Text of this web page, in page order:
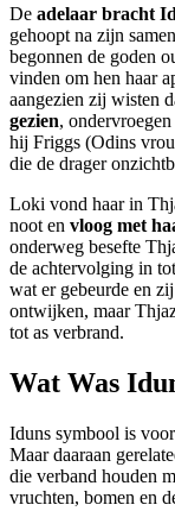
De adelaar bracht
gehoopt na zijn
begonnen de goden
vinden om hen haar
aangezien zij wisten
gezien,
hij Friggs (Odins
die de drager
Loki vond haar in
noot en vloog met
onderweg besefte
de achtervolging in
wat er gebeurde en
ontwijken, maar
tot as verbrand.
Wat Was
Iduns symbool is
Maar daaraan
die verband houden
vruchten, bomen en